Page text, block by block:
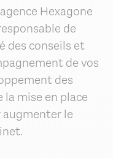
Hexagone
de
des conseils et
de vos
des
la mise en place
augmenter le